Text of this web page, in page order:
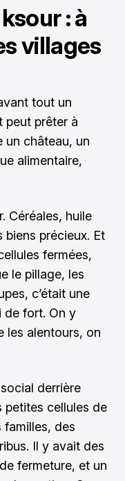
: à
villages
tout un
peut prêter à
un château, un
alimentaire,
Céréales, huile
biens précieux. Et
fermées,
le pillage, les
c’était une
de fort. On y
les alentours, on
derrière
petites cellules de
des
Il y avait des
fermeture, et un